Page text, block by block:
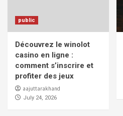
public
Découvrez le winolot
casino en ligne :
comment s’inscrire et
profiter des jeux
aajuttarakhand
July 24, 2026